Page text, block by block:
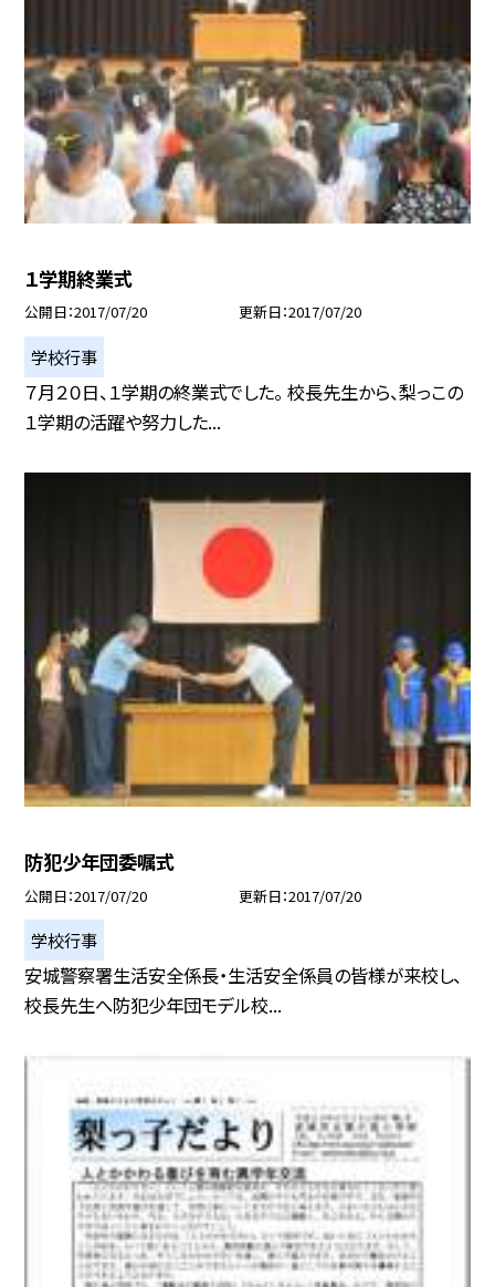
１学期終業式
公開日 2017/07/20 更新日 2017/07/20
学校行事
７月２０日、１学期の終業式でした。 校長先生から、梨っこの
１学期の活躍や努力した...
防犯少年団委嘱式
公開日 2017/07/20 更新日 2017/07/20
学校行事
安城警察署生活安全係長・生活安全係員の皆様が来校し、
校長先生へ防犯少年団モデル校...